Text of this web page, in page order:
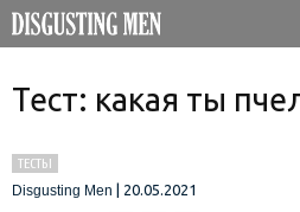
Тест: какая ты
ТЕСТЫ
Disgusting Men
20.05.2021